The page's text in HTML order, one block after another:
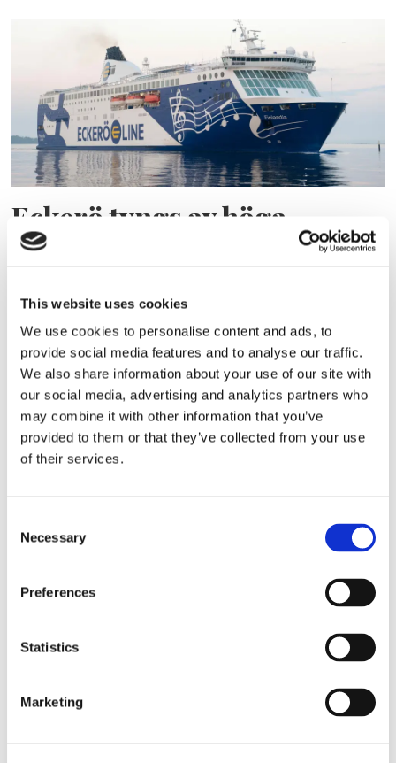
This website uses cookies
We use cookies to personalise content and ads, to
provide social media features and to analyse our traffic.
We also share information about your use of our site with
our social media, advertising and analytics partners who
may combine it with other information that you’ve
provided to them or that they’ve collected from your use
of their services.
Selection
Necessary
Preferences
Statistics
Marketing
Eckerö tyngs av höga
bränslekostnader men
frakten fortsätter växa
Storaffären: Kongsberg
Propulsion